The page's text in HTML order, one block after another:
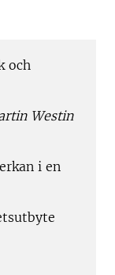
och
Westin
i en